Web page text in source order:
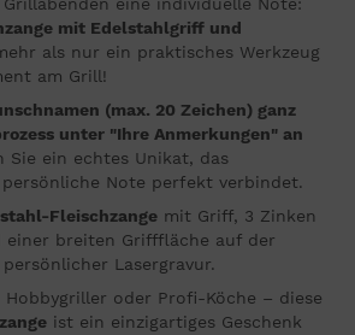
mit Edelstahlgriff und
als nur ein praktisches Werkzeug
am Grill!
(max. 20 Zeichen) ganz
unter "Ihre Anmerkungen" an
Sie ein echtes Unikat, das
Note perfekt verbindet.
Fleischzange mit Griff, 3 Zinken
einer breiten Grifffläche auf der
Lasergravur.
oder Profi-Köche – diese
ist ein einzigartiges Geschenk